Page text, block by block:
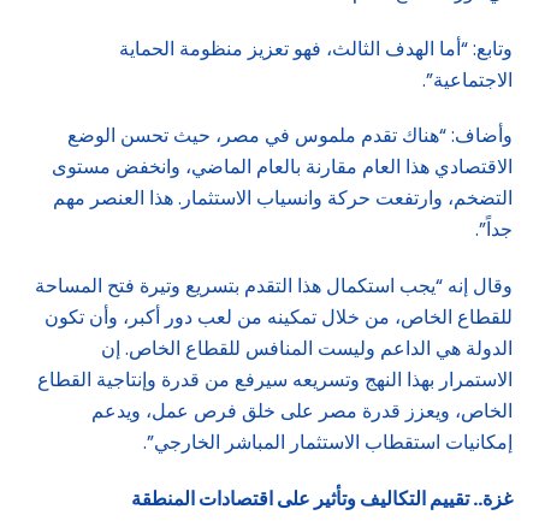
وتابع: “أما الهدف الثالث، فهو تعزيز منظومة الحماية
الاجتماعية”.
وأضاف: “هناك تقدم ملموس في مصر، حيث تحسن الوضع
الاقتصادي هذا العام مقارنة بالعام الماضي، وانخفض مستوى
التضخم، وارتفعت حركة وانسياب الاستثمار. هذا العنصر مهم
جداً”.
وقال إنه “يجب استكمال هذا التقدم بتسريع وتيرة فتح المساحة
للقطاع الخاص، من خلال تمكينه من لعب دور أكبر، وأن تكون
الدولة هي الداعم وليست المنافس للقطاع الخاص. إن
الاستمرار بهذا النهج وتسريعه سيرفع من قدرة وإنتاجية القطاع
الخاص، ويعزز قدرة مصر على خلق فرص عمل، ويدعم
إمكانيات استقطاب الاستثمار المباشر الخارجي”.
غزة.. تقييم التكاليف وتأثير على اقتصادات المنطقة